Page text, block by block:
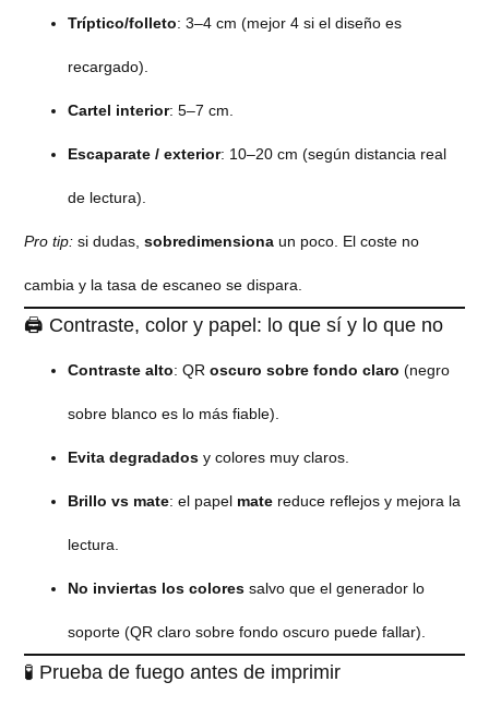
Tríptico/folleto: 3–4 cm (mejor 4 si el diseño es
recargado).
Cartel interior: 5–7 cm.
Escaparate / exterior: 10–20 cm (según distancia real
de lectura).
Pro tip: si dudas,sobredimensiona un poco. El coste no
cambia y la tasa de escaneo se dispara.
🖨️ Contraste, color y papel: lo que sí y lo que no
Contraste alto: QRoscuro sobre fondo claro (negro
sobre blanco es lo más fiable).
Evita degradados y colores muy claros.
Brillo vs mate: el papel mate reduce reflejos y mejora la
lectura.
No inviertas los colores salvo que el generador lo
soporte (QR claro sobre fondo oscuro puede fallar).
🧪 Prueba de fuego antes de imprimir